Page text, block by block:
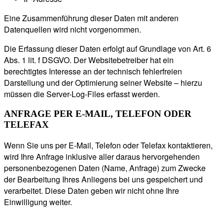
Eine Zusammenführung dieser Daten mit anderen
Datenquellen wird nicht vorgenommen.
Die Erfassung dieser Daten erfolgt auf Grundlage von Art. 6
Abs. 1 lit. f DSGVO. Der Websitebetreiber hat ein
berechtigtes Interesse an der technisch fehlerfreien
Darstellung und der Optimierung seiner Website – hierzu
müssen die Server-Log-Files erfasst werden.
ANFRAGE PER E-MAIL, TELEFON ODER
TELEFAX
Wenn Sie uns per E-Mail, Telefon oder Telefax kontaktieren,
wird Ihre Anfrage inklusive aller daraus hervorgehenden
personenbezogenen Daten (Name, Anfrage) zum Zwecke
der Bearbeitung Ihres Anliegens bei uns gespeichert und
verarbeitet. Diese Daten geben wir nicht ohne Ihre
Einwilligung weiter.